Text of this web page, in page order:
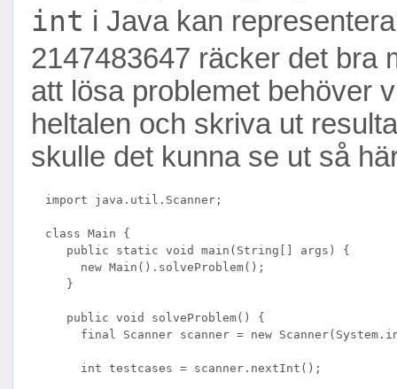
int i Java kan
2147483647 räcker det bra
att lösa problemet behöver
heltalen och skriva ut
skulle det kunna se ut så
  import java.util.Scanner;
  class Main {
     public static void main(String[] args) {
       new Main().solveProblem();
     }
     public void solveProblem() {
final Scanner scanner = new
       int testcases = scanner.nextInt();